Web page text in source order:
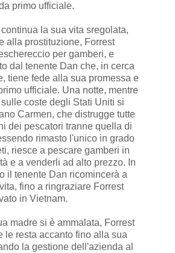
primo ufficiale.
la sua vita sregolata,
alla prostituzione, Forrest
per gamberi, e
dal tenente Dan che, in cerca
tiene fede alla sua promessa e
ufficiale. Una notte, mentre
coste degli Stati Uniti si
Carmen, che distrugge tutte
dei pescatori tranne quella di
rimasto l'unico in grado
riesce a pescare gamberi in
e a venderli ad alto prezzo. In
il tenente Dan ricomincerà a
fino a ringraziare Forrest
in Vietnam.
madre si è ammalata, Forrest
le resta accanto fino alla sua
la gestione dell'azienda al